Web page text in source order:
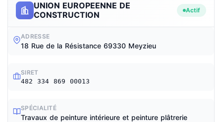
UNION EUROPEENNE DE
CONSTRUCTION
Actif
ADRESSE
18 Rue de la Résistance 69330 Meyzieu
SIRET
482 334 869 00013
SPÉCIALITÉ
Travaux de peinture intérieure et peinture plâtrerie